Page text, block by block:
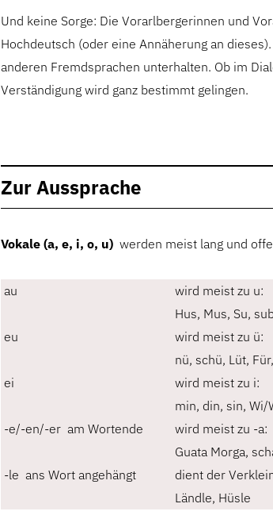
Und keine Sorge: Die Vorarlbergerinnen und
Hochdeutsch (oder eine Annäherung an
anderen Fremdsprachen unterhalten. Ob im
Verständigung wird ganz bestimmt gelingen.
Zur Aussprache
Vokale (a, e, i, o, u) werden meist lang und
au
wird meist zu u:
Hus, Mus, Su,
eu
wird meist zu ü:
nü, schü, Lüt,
ei
wird meist zu i:
min, din, sin, Wi/
-e/-en/-er am Wortende
wird meist zu -a:
Guata Morga,
-le ans Wort angehängt
dient der
Ländle, Hüsle